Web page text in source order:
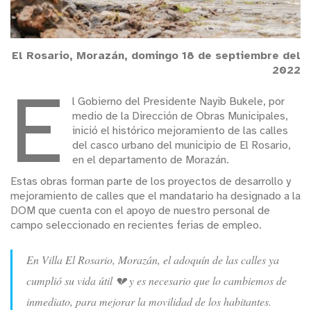
El Rosario, Morazán, domingo 18 de septiembre del
2022
E
l Gobierno del Presidente Nayib Bukele, por
medio de la Dirección de Obras Municipales,
inició el histórico mejoramiento de las calles
del casco urbano del municipio de El Rosario,
en el departamento de Morazán.
Estas obras forman parte de los proyectos de desarrollo y
mejoramiento de calles que el mandatario ha designado a la
DOM que cuenta con el apoyo de nuestro personal de
campo seleccionado en recientes ferias de empleo.
En Villa El Rosario, Morazán, el adoquín de las calles ya
cumplió su vida útil 💔 y es necesario que lo cambiemos de
inmediato, para mejorar la movilidad de los habitantes.